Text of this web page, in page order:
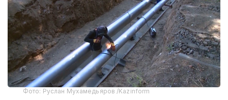
Фото: Руслан Мухамедьяров /Kazinform